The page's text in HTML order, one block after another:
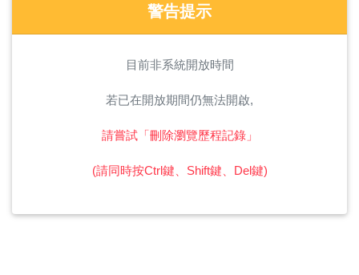
警告提示
目前非系統開放時間
若已在開放期間仍無法開啟,
請嘗試「刪除瀏覽歷程記錄」
(請同時按Ctrl鍵、Shift鍵、Del鍵)